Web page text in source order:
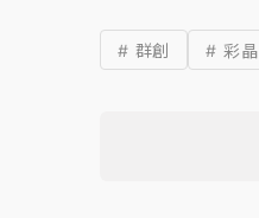
# 群創 # 彩晶